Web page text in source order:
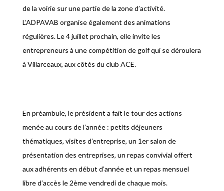
de la voirie sur une partie de la zone d’activité.
L’ADPAVAB organise également des animations
régulières. Le 4 juillet prochain, elle invite les
entrepreneurs à une compétition de golf qui se déroulera
à Villarceaux, aux côtés du club ACE.
En préambule, le président a fait le tour des actions
menée au cours de l’année : petits déjeuners
thématiques, visites d’entreprise, un 1er salon de
présentation des entreprises, un repas convivial offert
aux adhérents en début d’année et un repas mensuel
libre d’accès le 2ème vendredi de chaque mois.